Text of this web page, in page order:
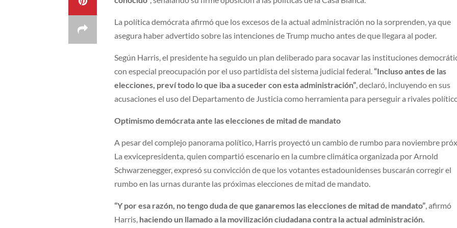
La política demócrata afirmó que los excesos de la actual administración no la sorprenden, ya que
asegura haber advertido sobre las intenciones de Trump mucho antes de que llegara al poder.
Según Harris, el presidente ha seguido un plan deliberado para socavar las instituciones
con especial preocupación por el uso partidista del sistema judicial federal.“Incluso antes de las
elecciones, preví todo lo que iba a suceder con esta administración”, declaró, incluyendo en sus
acusaciones el uso del Departamento de Justicia como herramienta para perseguir a rivales
Optimismo demócrata ante las elecciones de mitad de mandato
A pesar del complejo panorama político, Harris proyectó un cambio de rumbo para noviembre
La exvicepresidenta, quien compartió escenario en la cumbre climática organizada por Arnold
Schwarzenegger, expresó su convicción de que los votantes estadounidenses buscarán corregir el
rumbo en las urnas durante las próximas elecciones de mitad de mandato.
“Y por esa razón, no tengo duda de que ganaremos las elecciones de mitad de mandato”, afirmó
Harris, haciendo un llamado a la movilización ciudadana contra la actual administración.